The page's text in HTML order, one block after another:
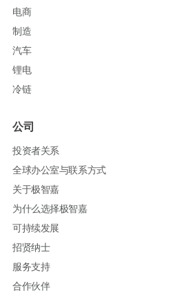
电商
制造
汽车
锂电
冷链
公司
投资者关系
全球办公室与联系方式
关于极智嘉
为什么选择极智嘉
可持续发展
招贤纳士
服务支持
合作伙伴